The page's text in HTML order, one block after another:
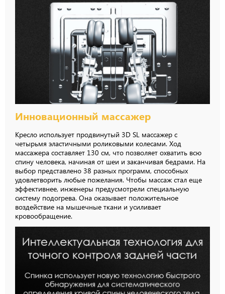
Инновационный массажер
Кресло использует продвинутый 3D SL массажер с
четырьмя эластичными роликовыми колесами. Ход
массажера составляет 130 см, что позволяет охватить всю
спину человека, начиная от шеи и заканчивая бедрами. На
выбор представлено 38 разных программ, способных
удовлетворить любые пожелания. Чтобы массаж стал еще
эффективнее, инженеры предусмотрели специальную
систему подогрева. Она оказывает положительное
воздействие на мышечные ткани и усиливает
кровообращение.